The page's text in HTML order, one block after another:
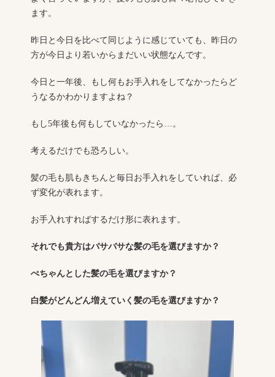
ます。
昨日と今日を比べて同じように感じていても、昨日の
方が今日より若いからまだいい状態なんです。
今日と一年後、もし何もお手入れをしてなかったらど
うなるかわかりますよね？
もし5年後も何もしていなかったら…。
考えるだけでも恐ろしい。
髪の毛も肌もきちんと毎日お手入れをしていれば、必
ず変化が表れます。
お手入れすればするだけ形に表れます。
それでも貴方はバサバサな髪の毛を選びますか？
ぺちゃんとした髪の毛を選びますか？
白髪がどんどん増えていく髪の毛を選びますか？